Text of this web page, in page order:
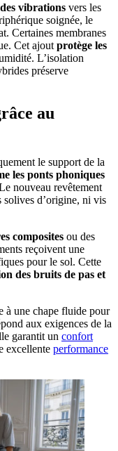
vibrations vers les
soignée, le
Certaines membranes
Cet ajout protège les
L’isolation
préserve
au
le support de la
les ponts phoniques
nouveau revêtement
d’origine, ni vis
composites ou des
reçoivent une
pour le sol. Cette
des bruits de pas et
à une chape fluide pour
aux exigences de la
garantit un confort
excellente performance